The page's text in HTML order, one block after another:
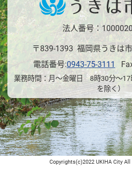
法人番号：
〒839-1393 福岡県うきは
電話番号:0943-75-3111
業務時間：月～金曜日 8時30分～17
を除く）
Copyrights(c)2022 UKIHA City